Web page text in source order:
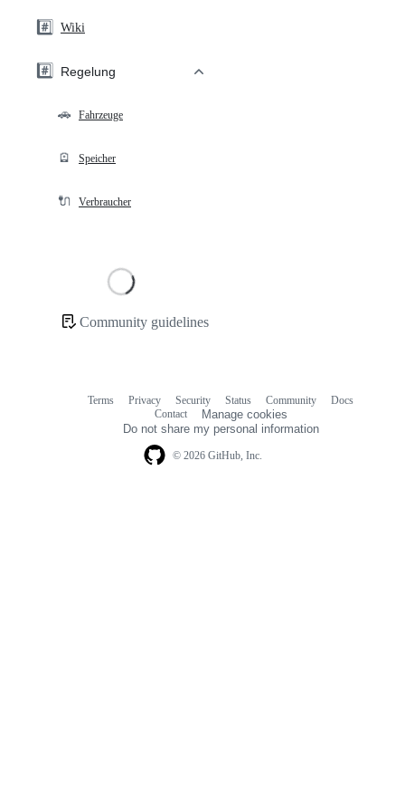
#️⃣ Wiki
#️⃣ Regelung
🚗 Fahrzeuge
🪫 Speicher
🔌 Verbraucher
Community guidelines
© 2026 GitHub, Inc.
Terms Privacy Security Status Community
Docs
Contact
Manage cookies
Do not share my personal information